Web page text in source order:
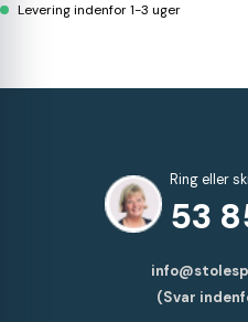
Levering indenfor 1-3 uger
Ring eller
53
(Svar